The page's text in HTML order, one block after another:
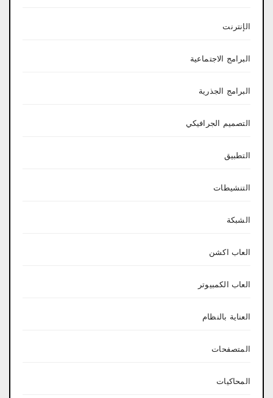
الإنترنت
البرامج الاجتماعية
البرامج الجذرية
التصميم الجرافيكي
التطبيق
التنشيطات
الشبكة
العاب اكشن
العاب الكمبيوتر
العناية بالنظام
المتصفحات
المحاكيات